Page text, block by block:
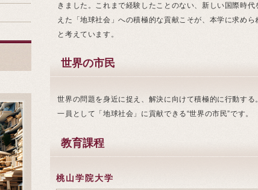
きました。これまで経験したことのない、新しい国際時
えた「地球社会」への積極的な貢献こそが、本学に求め
と考えています。
世界の市民
世界の問題を身近に捉え、解決に向けて積極的に行動す
一員として「地球社会」に貢献できる“世界の市民”です。
教育課程
桃山学院大学